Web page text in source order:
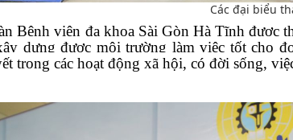
Các đại biểu
Bệnh viện đa khoa Sài Gòn Hà Tĩnh được
dựng được môi trường làm việc tốt cho
trong các hoạt động xã hội, có đời sống,